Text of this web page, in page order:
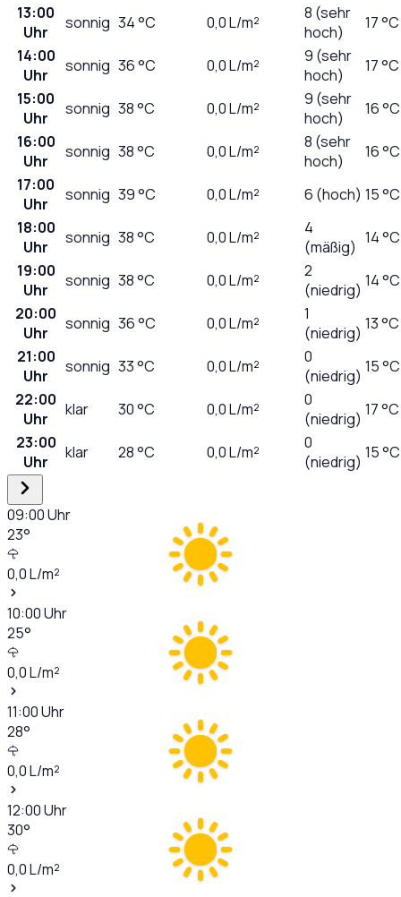
13:00
Uhr
sonnig 34°C 0,0L/m²
8 (sehr
hoch)
17 °C
14:00
Uhr
sonnig 36°C 0,0L/m²
9 (sehr
hoch)
17 °C
15:00
Uhr
sonnig 38°C 0,0L/m²
9 (sehr
hoch)
16 °C
16:00
Uhr
sonnig 38°C 0,0L/m²
8 (sehr
hoch)
16 °C
17:00
Uhr
sonnig 39°C 0,0L/m² 6 (hoch) 15 °C
18:00
Uhr
sonnig 38°C 0,0L/m²
4
(mäßig) 14 °C
19:00
Uhr
sonnig 38°C 0,0L/m²
2
(niedrig) 14 °C
20:00
Uhr
sonnig 36°C 0,0L/m²
1
(niedrig) 13 °C
21:00
Uhr
sonnig 33°C 0,0L/m²
0
(niedrig) 15 °C
22:00
Uhr
klar 30°C 0,0L/m²
0
(niedrig) 17 °C
23:00
Uhr
klar 28°C 0,0L/m²
0
(niedrig) 15 °C
09:00Uhr
23°
0,0L/m²
10:00Uhr
25°
0,0L/m²
11:00Uhr
28°
0,0L/m²
12:00Uhr
30°
0,0L/m²